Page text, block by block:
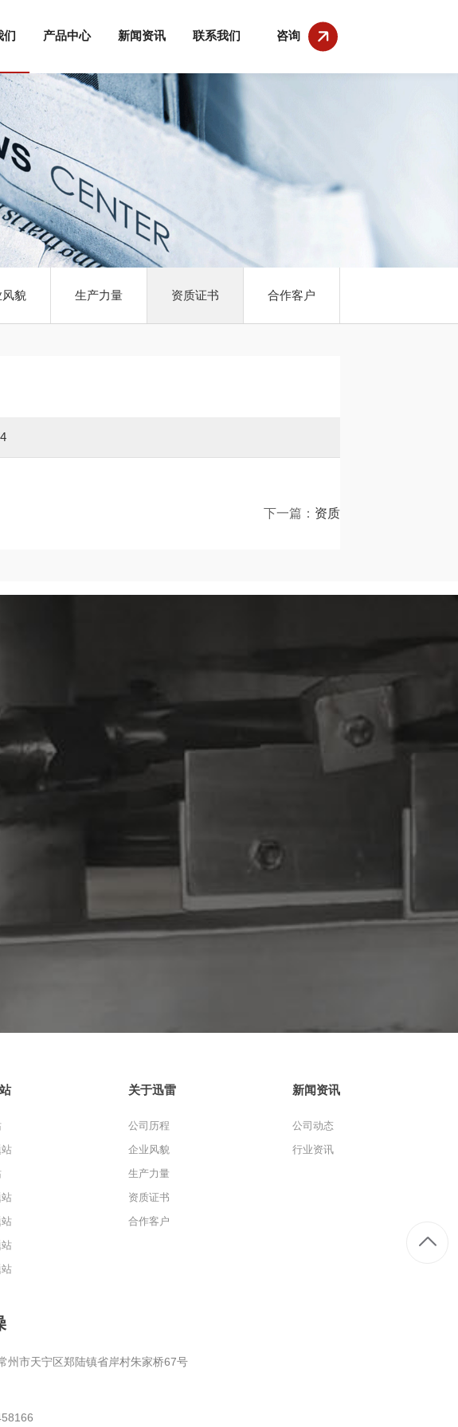
们 产品中心 新闻资讯 联系我们 咨询
貌 生产力量 资质证书 合作客户
下一篇： 资质
关于迅雷
公司历程
企业风貌
生产力量
资质证书
合作客户
新闻资讯
公司动态
行业资讯
州市天宁区郑陆镇省岸村朱家桥67号